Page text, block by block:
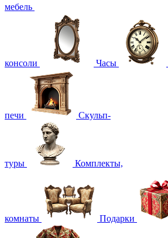
мебель
консоли Часы
печи Скульп-
туры Комплекты,
комнаты Подарки